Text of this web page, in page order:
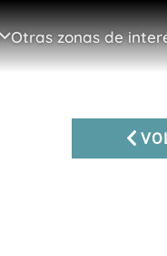
Otras zonas de